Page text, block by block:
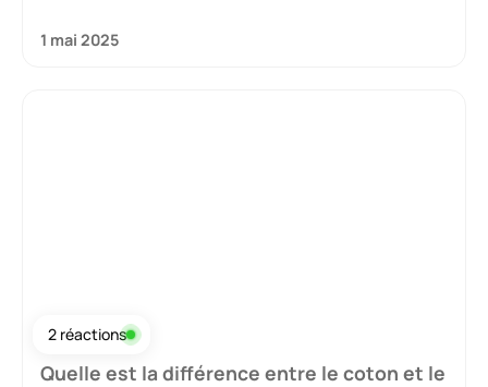
1 mai 2025
Quelle est la différence entre le coton et le
2 réactions